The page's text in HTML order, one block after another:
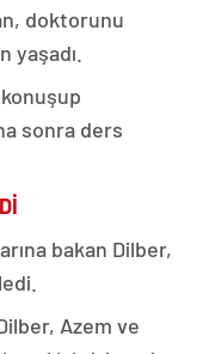
doktorunu
yaşadı.
sonra ders
bakan Dilber,
Azem ve